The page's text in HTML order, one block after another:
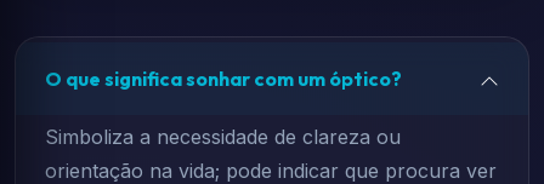
O que significa sonhar com um óptico?
Simboliza a necessidade de clareza ou
orientação na vida; pode indicar que procura ver